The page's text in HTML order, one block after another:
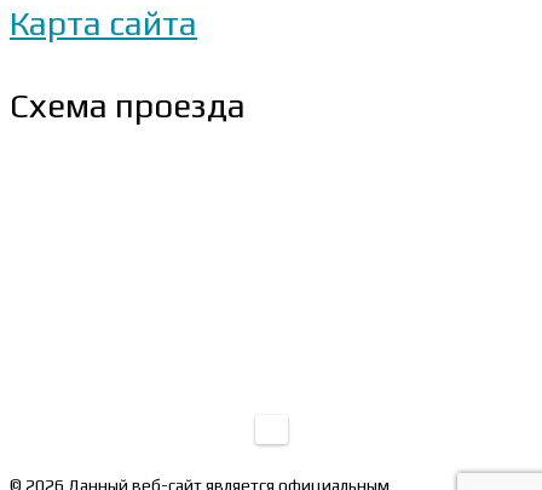
Карта сайта
Схема проезда
© 2026 Данный веб-сайт является официальным